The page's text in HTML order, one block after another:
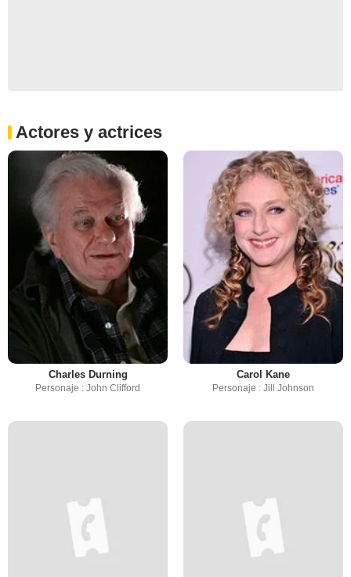
Actores y actrices
Charles Durning
Personaje : John Clifford
Carol Kane
Personaje : Jill Johnson